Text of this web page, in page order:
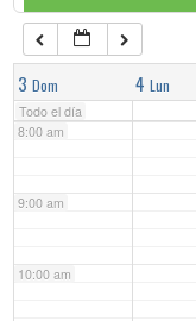
3 Dom 4 Lun
Todo el día
7:00 am
8:00 am
9:00 am
10:00 am